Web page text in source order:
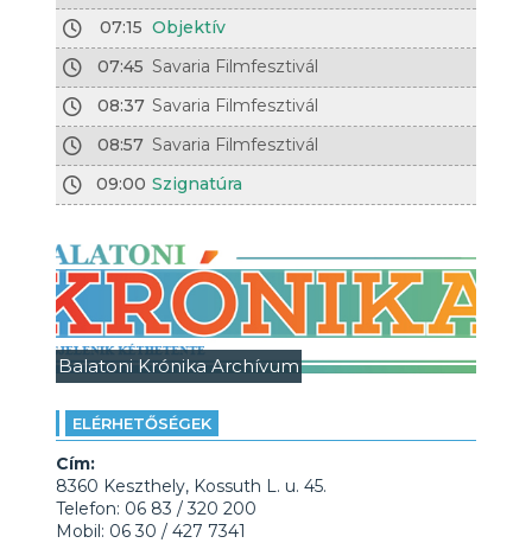
07:15 Objektív
07:45 Savaria Filmfesztivál
08:37 Savaria Filmfesztivál
08:57 Savaria Filmfesztivál
09:00 Szignatúra
Balatoni Krónika Archívum
ELÉRHETŐSÉGEK
Cím:
8360 Keszthely, Kossuth L. u. 45.
Telefon: 06 83 / 320 200
Mobil: 06 30 / 427 7341